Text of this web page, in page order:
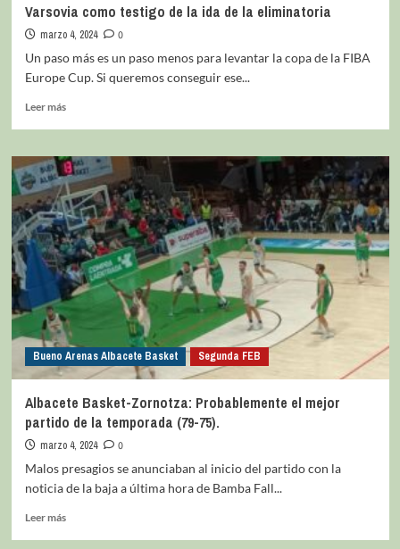
Varsovia como testigo de la ida de la eliminatoria
marzo 4, 2024
0
Un paso más es un paso menos para levantar la copa de la FIBA
Europe Cup. Si queremos conseguir ese...
Leer más
Bueno Arenas Albacete Basket Segunda FEB
Albacete Basket-Zornotza: Probablemente el mejor
partido de la temporada (79-75).
marzo 4, 2024
0
Malos presagios se anunciaban al inicio del partido con la
noticia de la baja a última hora de Bamba Fall...
Leer más